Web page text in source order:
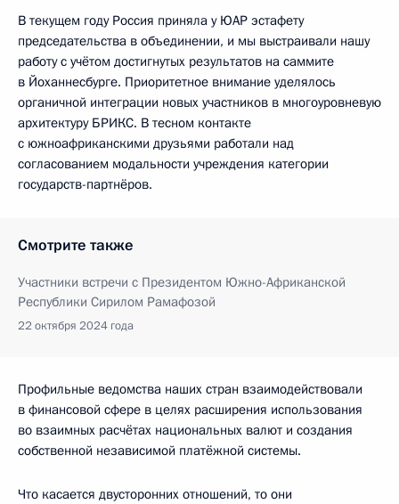
В текущем году Россия приняла у ЮАР эстафету
председательства в объединении, и мы выстраивали нашу
работу с учётом достигнутых результатов на саммите
в Йоханнесбурге. Приоритетное внимание уделялось
органичной интеграции новых участников в многоуровневую
архитектуру БРИКС. В тесном контакте
с южноафриканскими друзьями работали над
согласованием модальности учреждения категории
государств-партнёров.
Смотрите также
Участники встречи с Президентом Южно-Африканской
Республики Сирилом Рамафозой
22 октября 2024 года
Профильные ведомства наших стран взаимодействовали
в финансовой сфере в целях расширения использования
во взаимных расчётах национальных валют и создания
собственной независимой платёжной системы.
Что касается двусторонних отношений, то они